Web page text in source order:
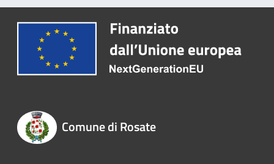
Comune di Rosate